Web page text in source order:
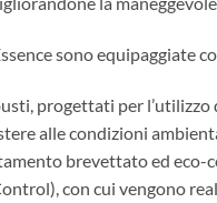
sono equipaggiate
progettati per l’utilizzo
alle condizioni
brevettato ed eco-
con cui vengono